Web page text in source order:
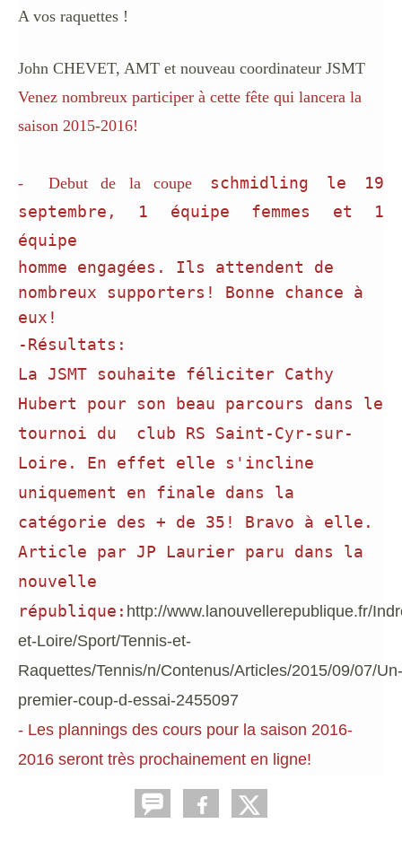
A vos raquettes !
John CHEVET, AMT et nouveau coordinateur JSMT
Venez nombreux participer à cette fête qui lancera la
saison 2015-2016!
- Debut de la coupeschmidling le 19
septembre, 1 équipe femmes et 1
équipe
homme engagées. Ils attendent de
nombreux supporters! Bonne chance à
eux!
-Résultats:
La JSMT souhaite féliciter Cathy
Hubert pour son beau parcours dans le
tournoi du club RS Saint-Cyr-sur-
Loire. En effet elle s'incline
uniquement en finale dans la
catégorie des + de 35! Bravo à elle.
Article par JP Laurier paru dans la
nouvelle
république: http://www.lanouvellerepublique.fr/
et-Loire/Sport/Tennis-et-
Raquettes/Tennis/n/Contenus/Articles/2015/09/07/Un-
premier-coup-d-essai-2455097
- Les plannings des cours pour la saison 2016-
2016 seront très prochainement en ligne!